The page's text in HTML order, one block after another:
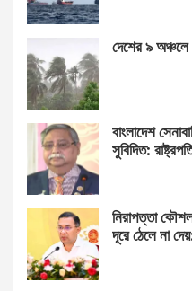
দেশের ৯
বাংলাদেশ
সুবিদিত:
নিরাপত্তা
দূরে ঠেলে না